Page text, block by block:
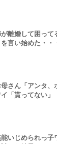
離婚して困って
を言い始めた・・
母さん「アンタ、
イ「貰ってない」
いじめられっ子